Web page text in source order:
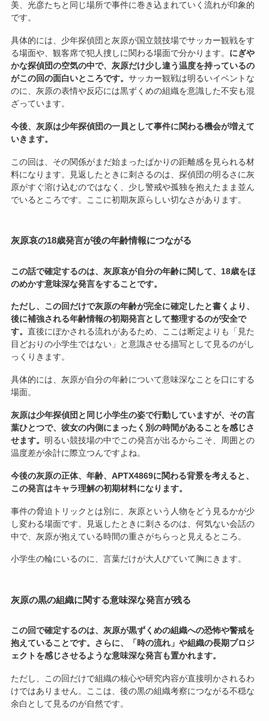
美、光彦たちと同じ場所で事件に巻き込まれていく流れが印象的
です。
具体的には、少年探偵団と灰原が国立競技場でサッカー観戦をす
る場面や、観客席で犯人捜しに関わる場面で分かります。 にぎや
かな探偵団の空気の中で、灰原だけ少し違う温度を持っているの
がこの回の面白いところです。 サッカー観戦は明るいイベントな
のに、灰原の表情や反応には黒ずくめの組織を意識した不安も混
ざっています。
今後、灰原は少年探偵団の一員として事件に関わる機会が増えて
いきます。
この回は、その関係がまだ始まったばかりの距離感を見られる材
料になります。見返したときに刺さるのは、探偵団の明るさに灰
原がすぐ溶け込むのではなく、少し警戒や孤独を抱えたまま並ん
でいるところです。ここに初期灰原らしい切なさがあります。
灰原哀の18歳発言が後の年齢情報につながる
この話で確定するのは、灰原哀が自分の年齢に関して、18歳をほ
のめかす意味深な発言をすることです。
ただし、この回だけで灰原の年齢が完全に確定したと書くより、
後に補強される年齢情報の初期発言として整理するのが安全で
す。 直後にぼかされる流れがあるため、ここは断定よりも「見た
目どおりの小学生ではない」と意識させる描写として見るのがし
っくりきます。
具体的には、灰原が自分の年齢について意味深なことを口にする
場面。
灰原は少年探偵団と同じ小学生の姿で行動していますが、その言
葉ひとつで、彼女の内側にまったく別の時間があることを感じさ
せます。 明るい競技場の中でこの発言が出るからこそ、周囲との
温度差が余計に際立つんですよね。
今後の灰原の正体、年齢、APTX4869に関わる背景を考えると、
この発言はキャラ理解の初期材料になります。
事件の脅迫トリックとは別に、灰原という人物をどう見るかが少
し変わる場面です。見返したときに刺さるのは、何気ない会話の
中で、灰原が抱えている時間の重さがちらっと見えるところ。
小学生の輪にいるのに、言葉だけが大人びていて胸にきます。
灰原の黒の組織に関する意味深な発言が残る
この回で確定するのは、灰原が黒ずくめの組織への恐怖や警戒を
抱えていることです。さらに、「時の流れ」や組織の長期プロジ
ェクトを感じさせるような意味深な発言も置かれます。
ただし、この回だけで組織の核心や研究内容が直接明かされるわ
けではありません。ここは、後の黒の組織考察につながる不穏な
余白として見るのが自然です。